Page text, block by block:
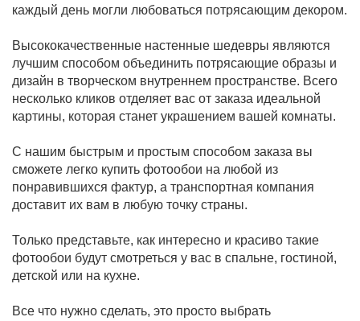
каждый день могли любоваться потрясающим декором.
Высококачественные настенные шедевры являются
лучшим способом объединить потрясающие образы и
дизайн в творческом внутреннем пространстве. Всего
несколько кликов отделяет вас от заказа идеальной
картины, которая станет украшением вашей комнаты.
С нашим быстрым и простым способом заказа вы
сможете легко купить фотообои на любой из
понравившихся фактур, а транспортная компания
доставит их вам в любую точку страны.
Только представьте, как интересно и красиво такие
фотообои будут смотреться у вас в спальне, гостиной,
детской или на кухне.
Все что нужно сделать, это просто выбрать